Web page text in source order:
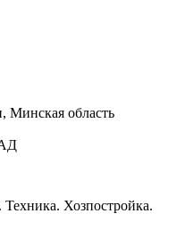
Минская область
Хозпостройка.